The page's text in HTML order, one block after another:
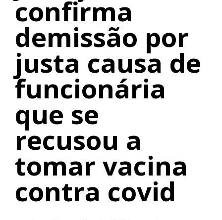
confirma
demissão por
justa causa de
funcionária
que se
recusou a
tomar vacina
contra covid